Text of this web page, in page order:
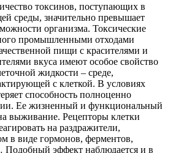
токсинов, поступающих в
среды, значительно превышает
организма. Токсические
промышленными отходами
пищи с красителями и
вкуса имеют особое свойство
жидкости – среде,
с клеткой. В условиях
способность полноценно
Ее жизненный и функциональный
выживание. Рецепторы клетки
на раздражители,
в виде гормонов, ферментов,
Подобный эффект наблюдается и в